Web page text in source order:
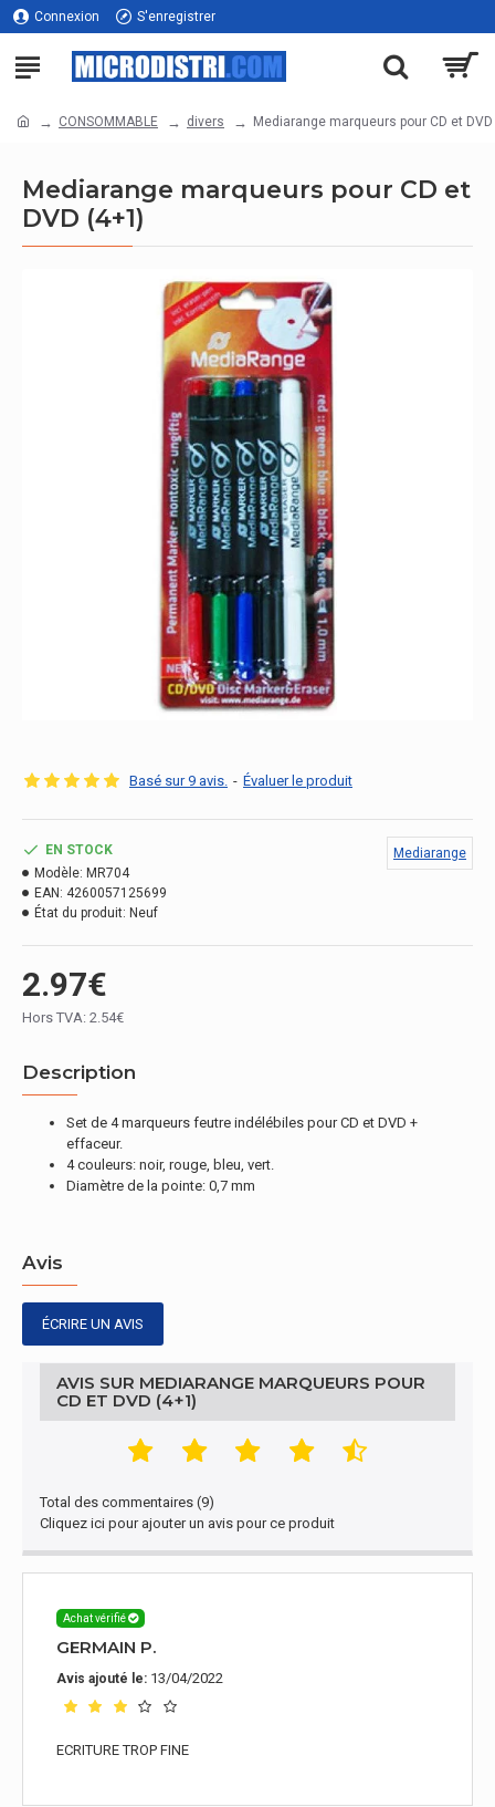
Connexion S'enregistrer
CONSOMMABLE divers Mediarange marqueurs pour CD et
Mediarange marqueurs pour CD et
DVD (4+1)
Basé sur 9 avis. - Évaluer le produit
2.97€
Hors TVA: 2.54€
EN STOCK
Modèle: MR704
EAN: 4260057125699
État du produit: Neuf
Mediarange
Description
Set de 4 marqueurs feutre indélébiles pour CD et DVD +
effaceur.
4 couleurs: noir, rouge, bleu, vert.
Diamètre de la pointe: 0,7 mm
Avis
ÉCRIRE UN AVIS
AVIS SUR MEDIARANGE MARQUEURS POUR
CD ET DVD (4+1)
Total des commentaires (9)
Cliquez ici pour ajouter un avis pour ce produit
Achat vérifié
GERMAIN P.
Avis ajouté le: 13/04/2022
ECRITURE TROP FINE